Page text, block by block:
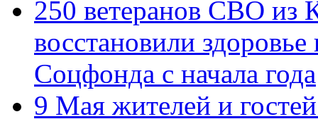
250 ветеранов СВО из
восстановили
Соцфонда с начала года
9 Мая жителей и